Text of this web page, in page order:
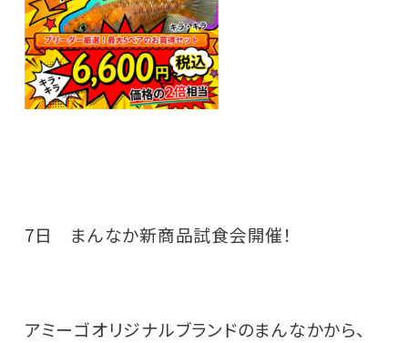
7日 まんなか新商品試食会開催！
アミーゴオリジナルブランドのまんなかから、